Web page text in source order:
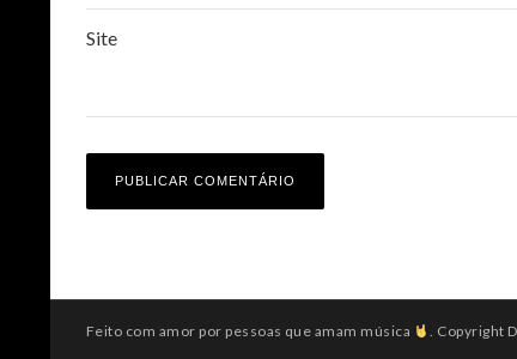
Site
Feito com amor por pessoas que amam música . Copyright